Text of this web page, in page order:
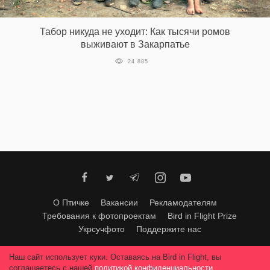
Табор никуда не уходит: Как тысячи ромов
выживают в Закарпатье
24 885
О Птичке Вакансии
Рекламодателям
Требования к фотопроектам
Bird in Flight Prize
Укрсучфото
Поддержите нас
Любое использование материалов допускается только с согласия
редакции.© 2026, Bird In Flight.
Наш сайт использует куки. Оставаясь на Bird in Flight, вы
соглашаетесь с нашей политикой конфиденциальности